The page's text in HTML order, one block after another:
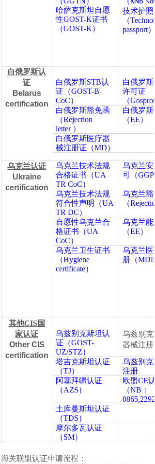
哈萨克斯坦自愿
性GOST-K证书
（GOST-K）
技术护照
（
passport）
白俄罗斯认
证
Belarus
certification
白俄罗斯STB认
证（GOST-B
CoC）
白俄罗斯
许可证
（
白俄罗斯豁免函
（Rejection
letter ）
白俄罗斯
（EE）
白俄罗斯医疗器
械注册证（MD）
乌克兰认证
Ukraine
certification
乌克兰技术法规
合格证书（UA
TR CoC）
乌克兰安
可（
乌克兰技术法规
符合性声明（UA
TR DC）
乌克兰豁
（
自愿性乌克兰合
格证书（UA
CoC）
乌克兰能
（EE）
乌克兰卫生证书
（Hygiene
certificate）
乌克兰医
册（MDD
其他CIS国
家认证
Other CIS
certification
乌兹别克斯坦认
证（GOST-
UZ/STZ）
乌兹别克
器械注册
塔吉克斯坦认证
（TJ）
乌兹别克
注册
阿塞拜疆认证
（AZS）
欧盟CE认
（NB：
土库曼斯坦认证
（TDS）
摩尔多瓦认证
（SM）
海关联盟认证申请流程：